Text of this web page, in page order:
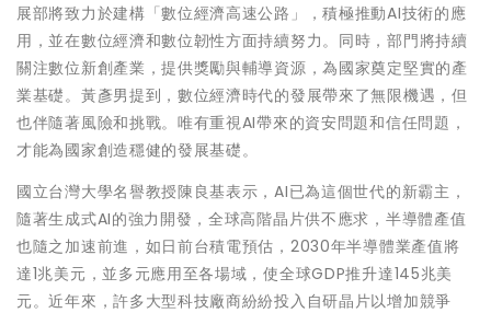
展部將致力於建構「數位經濟高速公路」，積極推動AI技術的應
用，並在數位經濟和數位韌性方面持續努力。同時，部門將持續
關注數位新創產業，提供獎勵與輔導資源，為國家奠定堅實的產
業基礎。黃彥男提到，數位經濟時代的發展帶來了無限機遇，但
也伴隨著風險和挑戰。唯有重視AI帶來的資安問題和信任問題，
才能為國家創造穩健的發展基礎。
國立台灣大學名譽教授陳良基表示，AI已為這個世代的新霸主，
隨著生成式AI的強力開發，全球高階晶片供不應求，半導體產值
也隨之加速前進，如日前台積電預估，2030年半導體業產值將
達1兆美元，並多元應用至各場域，使全球GDP推升達145兆美
元。近年來，許多大型科技廠商紛紛投入自研晶片以增加競爭